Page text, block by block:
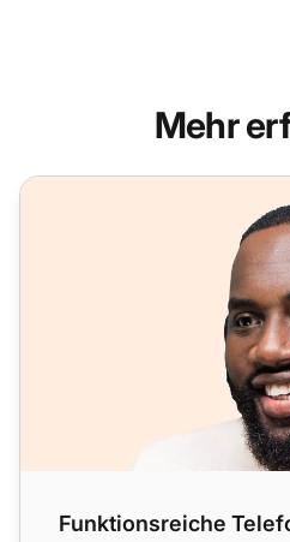
Mehr
Funktionsreiche Telefonie-
Funktionsreiche